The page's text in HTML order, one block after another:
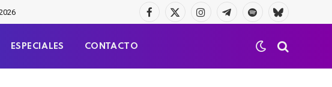
Facebook
X
InstagramTelegramaSpotifyBluesky
ESPECIALES CONTACTO